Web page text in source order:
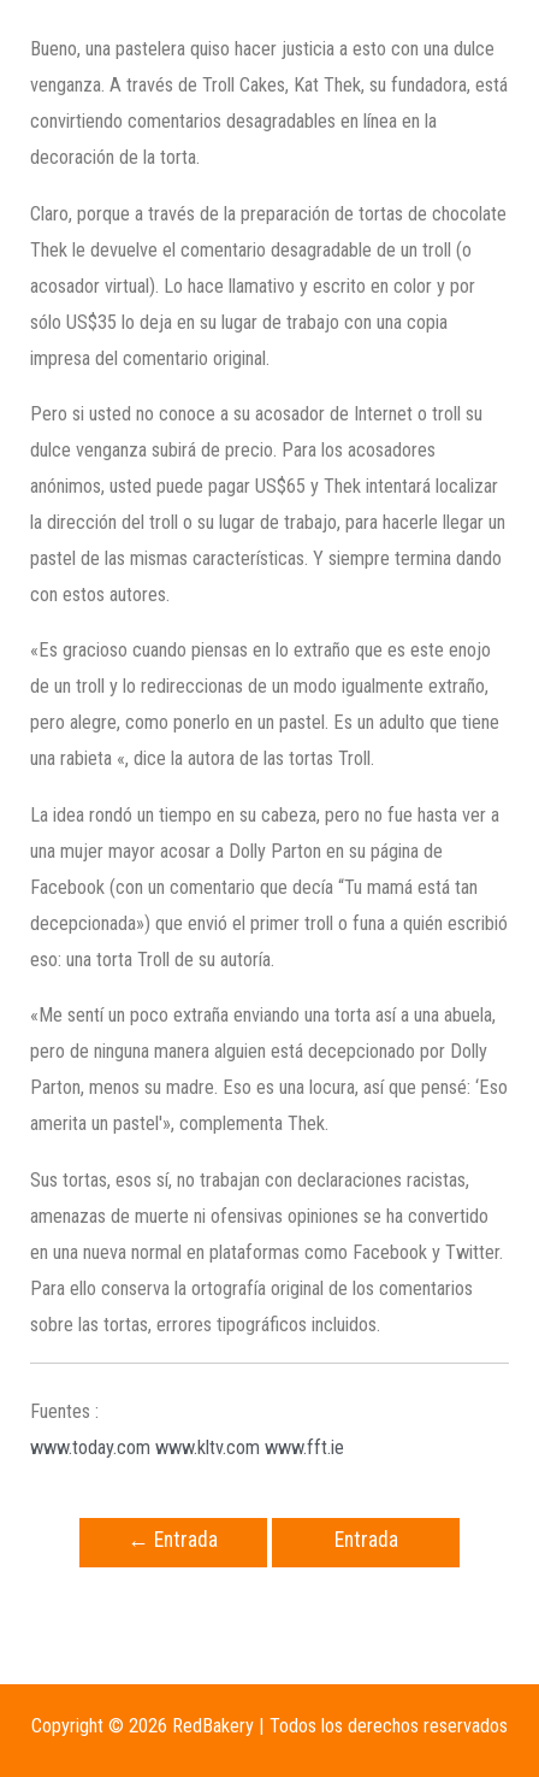
Bueno, una pastelera quiso hacer justicia a esto con una dulce
venganza. A través de Troll Cakes, Kat Thek, su fundadora, está
convirtiendo comentarios desagradables en línea en la
decoración de la torta.
Claro, porque a través de la preparación de tortas de chocolate
Thek le devuelve el comentario desagradable de un troll (o
acosador virtual). Lo hace llamativo y escrito en color y por
sólo US$35 lo deja en su lugar de trabajo con una copia
impresa del comentario original.
Pero si usted no conoce a su acosador de Internet o troll su
dulce venganza subirá de precio. Para los acosadores
anónimos, usted puede pagar US$65 y Thek intentará localizar
la dirección del troll o su lugar de trabajo, para hacerle llegar un
pastel de las mismas características. Y siempre termina dando
con estos autores.
«Es gracioso cuando piensas en lo extraño que es este enojo
de un troll y lo redireccionas de un modo igualmente extraño,
pero alegre, como ponerlo en un pastel. Es un adulto que tiene
una rabieta «, dice la autora de las tortas Troll.
La idea rondó un tiempo en su cabeza, pero no fue hasta ver a
una mujer mayor acosar a Dolly Parton en su página de
Facebook (con un comentario que decía “Tu mamá está tan
decepcionada») que envió el primer troll o funa a quién escribió
eso: una torta Troll de su autoría.
«Me sentí un poco extraña enviando una torta así a una abuela,
pero de ninguna manera alguien está decepcionado por Dolly
Parton, menos su madre. Eso es una locura, así que pensé: ‘Eso
amerita un pastel'», complementa Thek.
Sus tortas, esos sí, no trabajan con declaraciones racistas,
amenazas de muerte ni ofensivas opiniones se ha convertido
en una nueva normal en plataformas como Facebook y Twitter.
Para ello conserva la ortografía original de los comentarios
sobre las tortas, errores tipográficos incluidos.
Fuentes :
www.today.com www.kltv.com www.fft.ie
← Entrada
Entrada
Copyright © 2026 RedBakery | Todos los derechos reservados